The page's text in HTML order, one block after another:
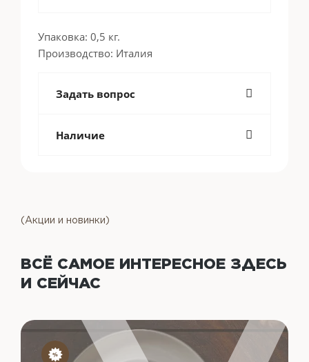
Упаковка: 0,5 кг.
Производство: Италия
Задать вопрос
Наличие
(Акции и новинки)
ВСЁ САМОЕ ИНТЕРЕСНОЕ ЗДЕСЬ
И СЕЙЧАС